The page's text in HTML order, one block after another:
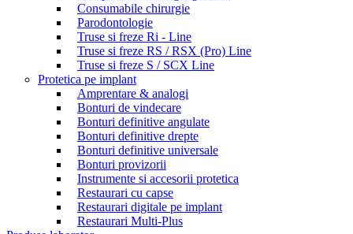
Consumabile chirurgie
Parodontologie
Truse si freze Ri - Line
Truse si freze RS / RSX (Pro) Line
Truse si freze S / SCX Line
Protetica pe implant
Amprentare & analogi
Bonturi de vindecare
Bonturi definitive angulate
Bonturi definitive drepte
Bonturi definitive universale
Bonturi provizorii
Instrumente si accesorii protetica
Restaurari cu capse
Restaurari digitale pe implant
Restaurari Multi-Plus